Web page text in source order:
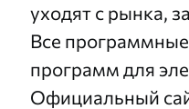
уходят с рынка,
Все
программ для
Официальный